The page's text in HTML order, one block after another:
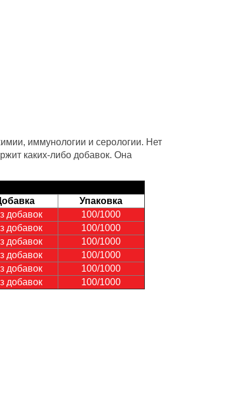
иммунологии и серологии. Нет
каких-либо добавок. Она
Упаковка
добавок
100/1000
добавок
100/1000
добавок
100/1000
добавок
100/1000
добавок
100/1000
добавок 100/1000